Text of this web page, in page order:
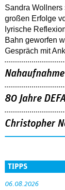
Sandra
großen Erfolge
lyrische
Bahn geworfen
Gespräch mit
80 Jahre DEFA
Christopher
TIPPS
06.08.2026